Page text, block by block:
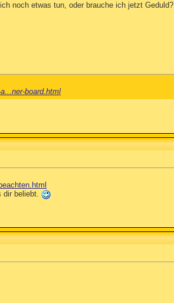
noch etwas tun, oder brauche ich jetzt Geduld?
board.html
dir beliebt.